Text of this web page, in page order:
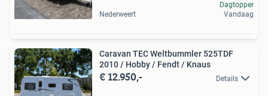
Nederweert
Dagtopper
Vandaag
Caravan TEC Weltbummler 525TDF
2010 / Hobby / Fendt / Knaus
€ 12.950,- Details